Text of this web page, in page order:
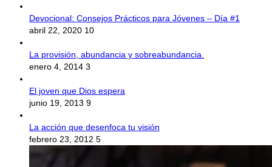
Devocional: Consejos Prácticos para Jóvenes – Día #1
abril 22, 2020 10
La provisión, abundancia y sobreabundancia.
enero 4, 2014 3
El joven que Dios espera
junio 19, 2013 9
La acción que desenfoca tu visión
febrero 23, 2012 5